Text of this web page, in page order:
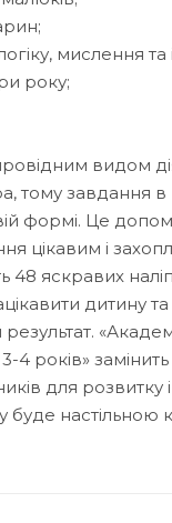
мислення та
року;
видом
тому завдання в
формі. Це
цікавим і
48 яскравих
дитину та
4 років»
для
буде